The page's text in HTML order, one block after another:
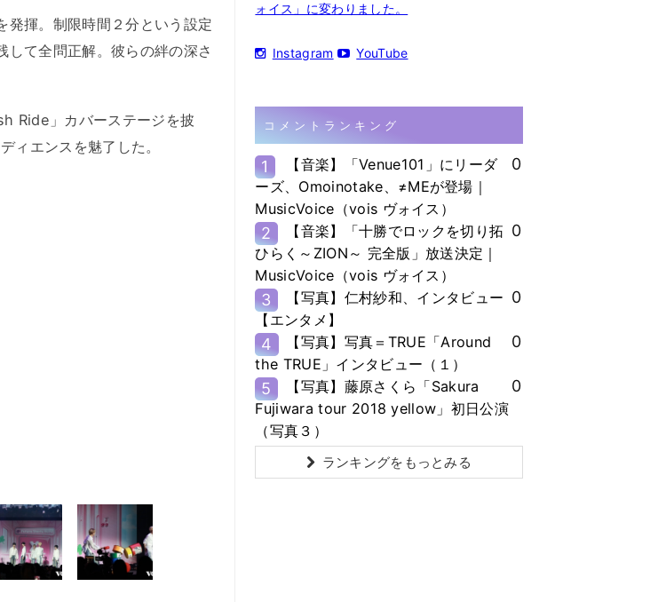
揮。制限時間２分という設定
して全問正解。彼らの絆の深さ
Ride」カバーステージを披
ィエンスを魅了した。
ォイス」に変わりました。
Instagram YouTube
コメントランキング
1
【音楽】「Venue101」にリーダ
ーズ、Omoinotake、≠MEが登場｜
MusicVoice（vois ヴォイス）
0
2
【音楽】「十勝でロックを切り拓
ひらく～ZION～ 完全版」放送決定｜
MusicVoice（vois ヴォイス）
0
3
【写真】仁村紗和、インタビュー
【エンタメ】
0
4
【写真】写真＝TRUE「Around
the TRUE」インタビュー（１）
0
5
【写真】藤原さくら「Sakura
Fujiwara tour 2018 yellow」初日公演
（写真３）
0
ランキングをもっとみる